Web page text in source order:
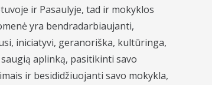
ir Pasaulyje, tad ir mokyklos
yra bendradarbiaujanti,
iniciatyvi, geranoriška, kultūringa,
aplinką, pasitikinti savo
ir besididžiuojanti savo mokykla,